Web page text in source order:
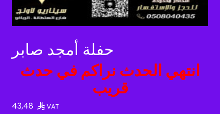
حفلة أمجد صابر
انتهي الحدث نراكم في حدث
قريب
43,48 VAT